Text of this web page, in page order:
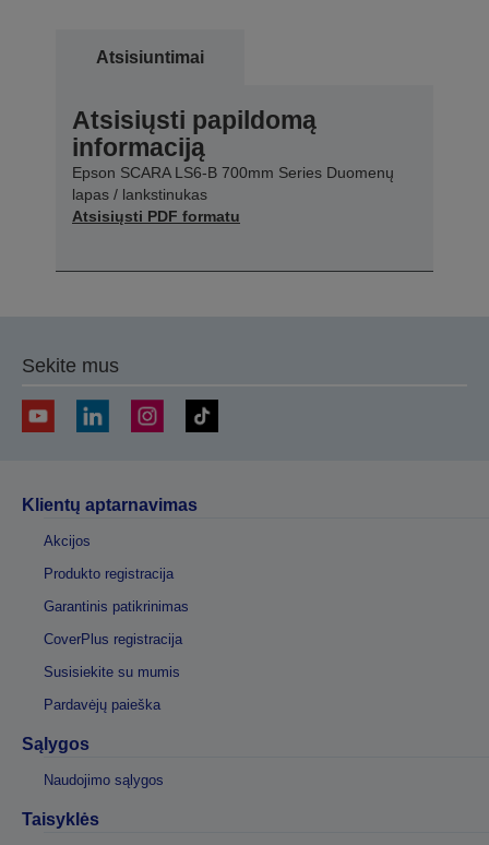
Atsisiuntimai
Atsisiųsti papildomą
informaciją
Epson SCARA LS6-B 700mm Series Duomenų
lapas / lankstinukas
Atsisiųsti PDF formatu
Sekite mus
Klientų aptarnavimas
Akcijos
Produkto registracija
Garantinis patikrinimas
CoverPlus registracija
Susisiekite su mumis
Pardavėjų paieška
Sąlygos
Naudojimo sąlygos
Taisyklės